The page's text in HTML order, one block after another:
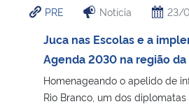
PRE Notícia 23/
Juca nas Escolas e a
Agenda 2030 na região
Homenageando o apelido de
Rio Branco, um dos